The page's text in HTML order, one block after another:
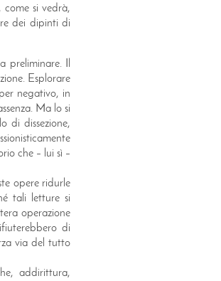
come si vedrà,
dei dipinti di
preliminare. Il
Esplorare
negativo, in
Ma lo si
di dissezione,
che – lui sì –
opere ridurle
tali letture si
operazione
di
via del tutto
addirittura,